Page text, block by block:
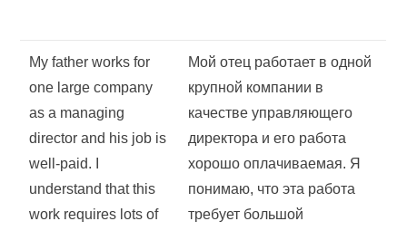
My father works for
one large company
as a managing
director and his job is
well-paid. I
understand that this
work requires lots of
Мой отец работает в одной
крупной компании в
качестве управляющего
директора и его работа
хорошо оплачиваемая. Я
понимаю, что эта работа
требует большой